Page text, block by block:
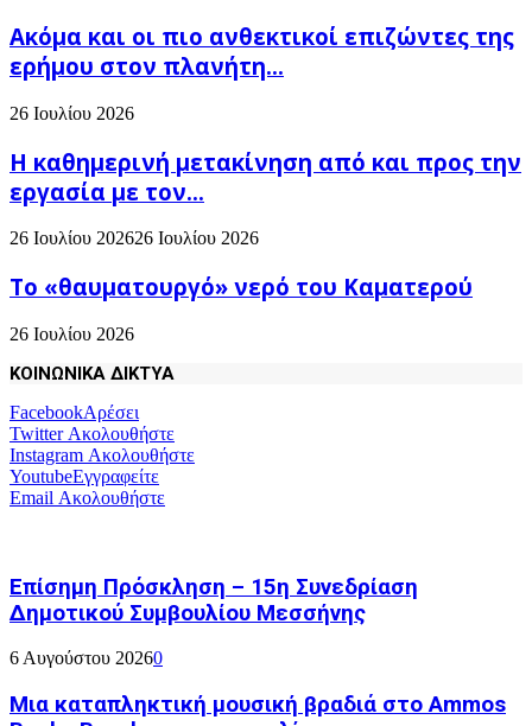
Ακόμα και οι πιο ανθεκτικοί επιζώντες της
ερήμου στον πλανήτη...
26 Ιουλίου 2026
H καθημερινή μετακίνηση από και προς την
εργασία με τον...
26 Ιουλίου 202626 Ιουλίου 2026
Το «θαυματουργό» νερό του Καματερού
26 Ιουλίου 2026
ΚΟΙΝΩΝΙΚΑ ΔΙΚΤΥΑ
FacebookΑρέσει
TwitterΑκολουθήστε
Instagram Ακολουθήστε
YoutubeΕγγραφείτε
Email Ακολουθήστε
Επίσημη Πρόσκληση – 15η Συνεδρίαση
Δημοτικού Συμβουλίου Μεσσήνης
6 Αυγούστου 20260
Μια καταπληκτική μουσική βραδιά στο Ammos